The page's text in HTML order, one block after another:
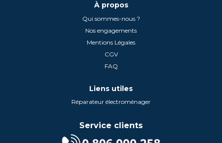
À propos
Qui sommes-nous ?
Nos engagements
Mentions Légales
CGV
FAQ
Liens utiles
Réparateur électroménager
Service clients